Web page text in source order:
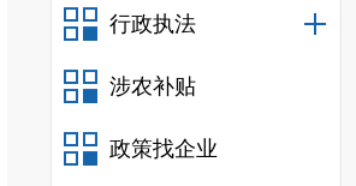
行政执法
涉农补贴
政策找企业